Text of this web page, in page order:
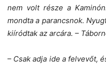
nem volt része a
mondta a parancsnok.
kiíródtak az arcára. –
– Csak adja ide a felvevőt,